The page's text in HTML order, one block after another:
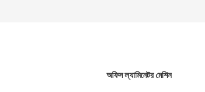
অফিস ল্যামিনেটর মেশিন